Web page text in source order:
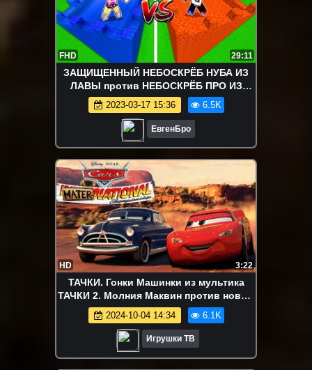
FHD 29:11
ЗАЩИЩЕННЫЙ НЕБОСКРЁБ НУБА ИЗ
ЛАВЫ против НЕБОСКРЁБ ПРО ИЗ
ВОДЫ в МАЙНКРАФТ ВИДЕО ТРОЛЛИНГ
MINECRAFT
2023-03-17 15:36 6.5K
ЕвгенБро
HD 3:22
ТАЧКИ. Гонки Машинки из мультика
ТАЧКИ 2. Молния Маквин против новых
машинок. Игрушки ТВ
2024-10-04 14:34 6.1K
Игрушки ТВ